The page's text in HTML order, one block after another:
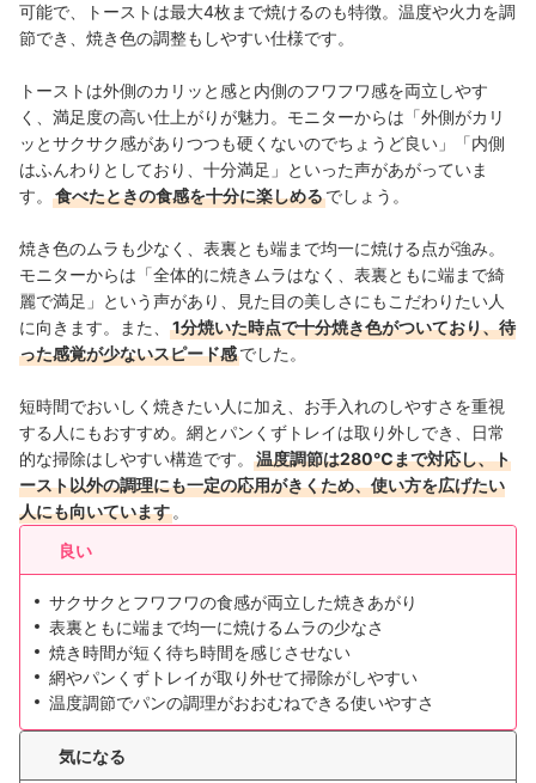
可能で、トーストは最大4枚まで焼けるのも特徴。温度や火力を調
節でき、焼き色の調整もしやすい仕様です。
トーストは外側のカリッと感と内側のフワフワ感を両立しやす
く、満足度の高い仕上がりが魅力。モニターからは「外側がカリ
ッとサクサク感がありつつも硬くないのでちょうど良い」「内側
はふんわりとしており、十分満足」といった声があがっていま
す。
食べたときの食感を十分に楽しめるでしょう。
焼き色のムラも少なく、表裏とも端まで均一に焼ける点が強み。
モニターからは「全体的に焼きムラはなく、表裏ともに端まで綺
麗で満足」という声があり、見た目の美しさにもこだわりたい人
に向きます。また、
1分焼いた時点で十分焼き色がついており、待
った感覚が少ないスピード感でした。
短時間でおいしく焼きたい人に加え、お手入れのしやすさを重視
する人にもおすすめ。網とパンくずトレイは取り外しでき、日常
的な掃除はしやすい構造です。
温度調節は280℃まで対応し、ト
ースト以外の調理にも一定の応用がきくため、使い方を広げたい
人にも向いています 。
良い
サクサクとフワフワの食感が両立した焼きあがり
表裏ともに端まで均一に焼けるムラの少なさ
焼き時間が短く待ち時間を感じさせない
網やパンくずトレイが取り外せて掃除がしやすい
温度調節でパンの調理がおおむねできる使いやすさ
気になる